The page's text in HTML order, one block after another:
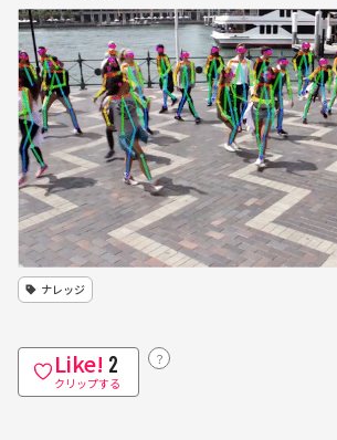
ナレッジ
Like! 2
クリップする
？